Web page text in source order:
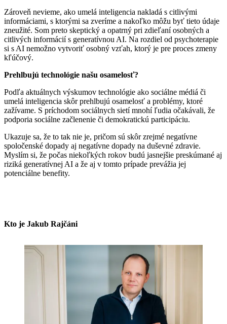
Zároveň nevieme, ako umelá inteligencia nakladá s citlivými
informáciami, s ktorými sa zveríme a nakoľko môžu byť tieto údaje
zneužité. Som preto skeptický a opatrný pri zdieľaní osobných a
citlivých informácií s generatívnou AI. Na rozdiel od psychoterapie
si s AI nemožno vytvoriť osobný vzťah, ktorý je pre proces zmeny
kľúčový.
Prehlbujú technológie našu osamelosť?
Podľa aktuálnych výskumov technológie ako sociálne médiá či
umelá inteligencia skôr prehlbujú osamelosť a problémy, ktoré
zažívame. S príchodom sociálnych sietí mnohí ľudia očakávali, že
podporia sociálne začlenenie či demokratickú participáciu.
Ukazuje sa, že to tak nie je, pričom sú skôr zrejmé negatívne
spoločenské dopady aj negatívne dopady na duševné zdravie.
Myslím si, že počas niekoľkých rokov budú jasnejšie preskúmané aj
riziká generatívnej AI a že aj v tomto prípade prevážia jej
potenciálne benefity.
Kto je Jakub Rajčáni